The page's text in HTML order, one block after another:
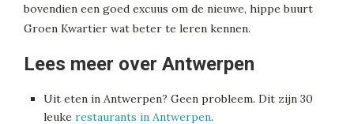
bovendien een goed excuus om de nieuwe, hippe buurt
Groen Kwartier wat beter te leren kennen.
Lees meer over Antwerpen
Uit eten in Antwerpen? Geen probleem. Dit zijn 30
leuke restaurants in Antwerpen.